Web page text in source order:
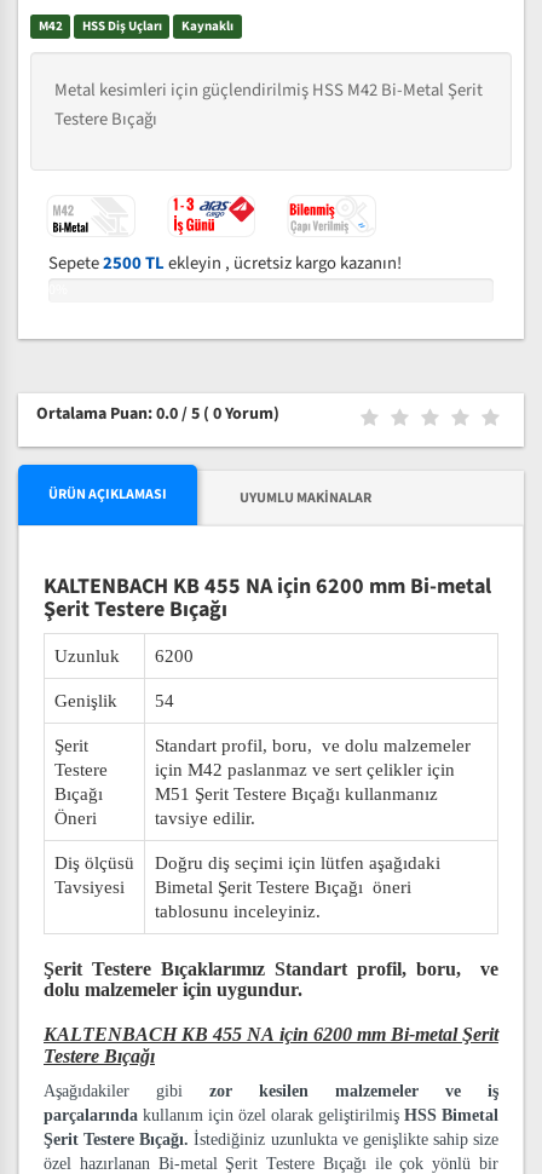
M42 HSS Diş Uçları Kaynaklı
Metal kesimleri için güçlendirilmiş HSS M42 Bi-Metal Şerit
Testere Bıçağı
Sepete2500 TLekleyin , ücretsiz kargo kazanın!
Ortalama Puan: 0.0 / 5 ( 0 Yorum)
ÜRÜN AÇIKLAMASI UYUMLU MAKINALAR
KALTENBACH KB 455 NA için 6200 mm Bi-metal
Şerit Testere Bıçağı
Uzunluk 6200
Genişlik 54
Şerit
Testere
Bıçağı
Öneri
Standart profil, boru, ve dolu malzemeler
için M42 paslanmaz ve sert çelikler için
M51 Şerit Testere Bıçağı kullanmanız
tavsiye edilir.
Diş ölçüsü
Tavsiyesi
Doğru diş seçimi için lütfen aşağıdaki
Bimetal Şerit Testere Bıçağı öneri
tablosunu inceleyiniz.
Şerit Testere Bıçaklarımız Standart profil, boru, ve
dolu malzemeler için uygundur.
KALTENBACH KB 455 NA için 6200 mm Bi-metal Şerit
Testere Bıçağı
Aşağıdakiler gibi zor kesilen malzemeler ve iş
parçalarında kullanım için özel olarak geliştirilmiş HSS Bimetal
Şerit Testere Bıçağı.İstediğiniz uzunlukta ve genişlikte sahip size
özel hazırlanan Bi-metal Şerit Testere Bıçağı ile çok yönlü bir